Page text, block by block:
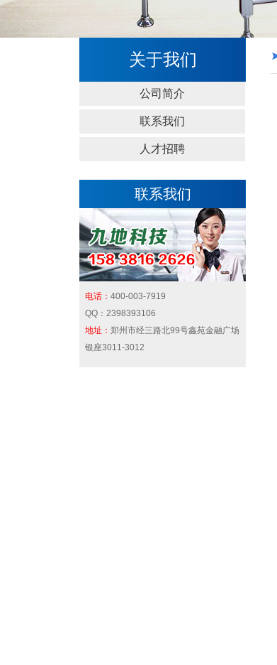
关于我们
公司简介
联系我们
人才招聘
联系我们
电话： 400-003-7919
QQ： 2398393106
地址： 郑州市经三路北99号鑫苑金融广场
银座3011-3012